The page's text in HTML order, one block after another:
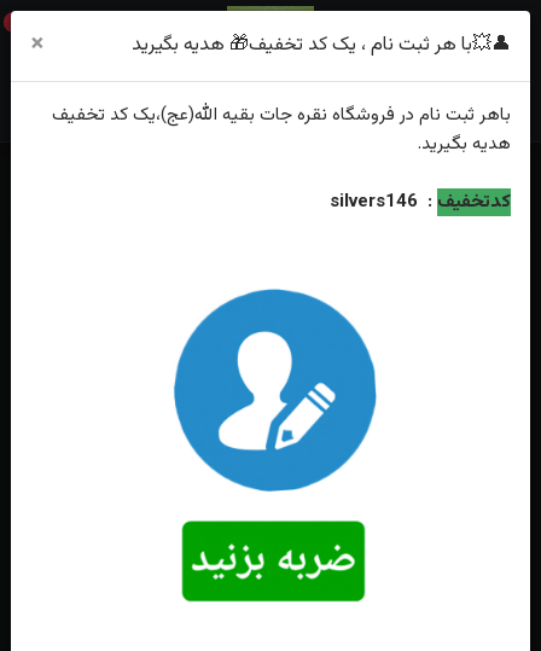
0
خانه فهرست محصولات
👤💥با هر ثبت نام ، یک کد تخفیف🎁 هدیه بگیرید ×
باهر ثبت نام در فروشگاه نقره جات بقیه الله(عج)،یک کد تخفیف
هدیه بگیرید.
کدتخفیف :
silvers146